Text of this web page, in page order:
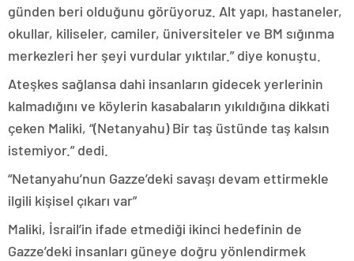
günden beri olduğunu görüyoruz. Alt yapı, hastaneler,
okullar, kiliseler, camiler, üniversiteler ve BM sığınma
merkezleri her şeyi vurdular yıktılar.” diye konuştu.
Ateşkes sağlansa dahi insanların gidecek yerlerinin
kalmadığını ve köylerin kasabaların yıkıldığına dikkati
çeken Maliki, “(Netanyahu) Bir taş üstünde taş kalsın
istemiyor.” dedi.
“Netanyahu’nun Gazze’deki savaşı devam ettirmekle
ilgili kişisel çıkarı var”
Maliki, İsrail’in ifade etmediği ikinci hedefinin de
Gazze’deki insanları güneye doğru yönlendirmek